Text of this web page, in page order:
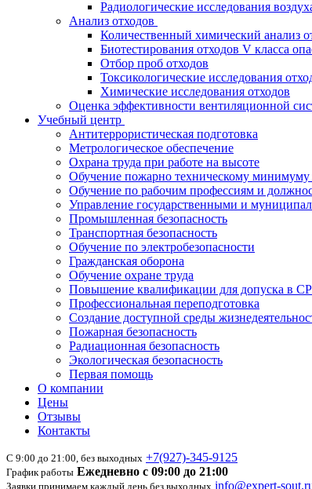
Радиологические исследования
Анализ отходов
Количественный химический анализ
Биотестирования отходов V класса
Отбор проб отходов
Токсикологические исследования
Химические исследования отходов
Оценка эффективности вентиляционной
Учебный центр
Антитеррористическая подготовка
Метрологическое обеспечение
Охрана труда при работе на высоте
Обучение пожарно техническому
Обучение по рабочим профессиям и
Управление государственными и
Промышленная безопасность
Транспортная безопасность
Обучение по электробезопасности
Гражданская оборона
Обучение охране труда
Повышение квалификации для допуска в
Профессиональная переподготовка
Создание доступной среды
Пожарная безопасность
Радиационная безопасность
Экологическая безопасность
Первая помощь
О компании
Цены
Отзывы
Контакты
С 9:00 до 21:00, без выходных +7(927)-345-9125
График работы Ежедневно с 09:00 до 21:00
Заявки принимаем каждый день без выходных info@expert-